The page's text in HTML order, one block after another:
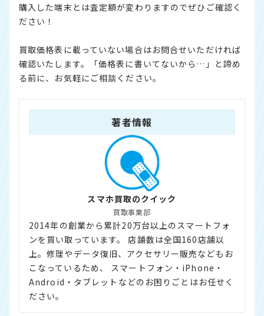
購入した端末とは査定額が変わりますのでぜひご確認く
ださい！
買取価格表に載っていない場合はお問合せいただければ
確認いたします。「価格表に書いてないから…」と諦め
る前に、お気軽にご相談ください。
著者情報
スマホ買取のクイック
買取事業部
2014年の創業から累計20万台以上のスマートフォ
ンを買い取っています。 店舗数は全国160店舗以
上。修理やデータ復旧、アクセサリー販売などもお
こなっているため、 スマートフォン・iPhone・
Android・タブレットなどのお困りごとはお任せく
ださい。